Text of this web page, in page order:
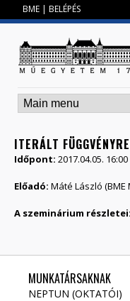
BME | BELÉPÉS
ITERÁLT
Időpont: 2017.04.05. 16:00
Előadó: Máté László
A szeminárium részletei:
MUNKATÁRSAKNAK
NEPTUN (OKTATÓI)